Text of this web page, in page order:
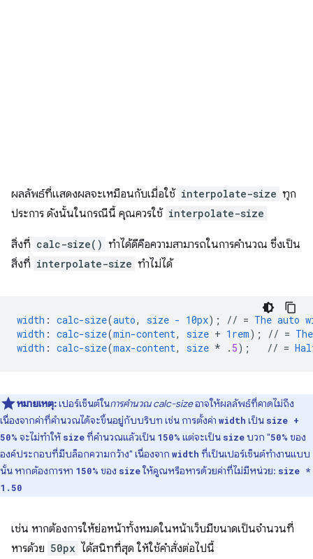
ผลลัพธ์ที่แสดงผลจะเหมือนกับเมื่อใช้ interpolate-size ทุก
ประการ ดังนั้นในกรณีนี้ คุณควรใช้ interpolate-size
สิ่งที่ calc-size() ทำได้ดีคือความสามารถในการคํานวณ ซึ่งเป็น
สิ่งที่ interpolate-size ทําไม่ได้
width : calc-size(auto, size - 10px); // = The auto
width : calc-size(min-content, size + 1rem); // = The
width : calc-size(max-content, size * . 5); // =
หมายเหตุ:เปอร์เซ็นต์ในการคํานวณ calc-sizeอาจให้ผลลัพธ์ที่คาดไม่ถึง
เนื่องจากค่าที่คำนวณได้จะขึ้นอยู่กับบริบท เช่น การตั้งค่า width เป็น size +
50% จะไม่ทําให้ size ที่คำนวณแล้วเป็น 150% แต่จะเป็น size บวก "50% ของ
องค์ประกอบที่มีบล็อกความกว้าง" เนื่องจาก width ที่เป็นเปอร์เซ็นต์ทำงานแบบ
นั้น หากต้องการหา 150% ของ sizeให้คูณหรือหารด้วยค่าที่ไม่มีหน่วย: size *
1.50
เช่น หากต้องการให้ย่อหน้าทั้งหมดในหน้าเว็บมีขนาดเป็นจำนวนที่
หารด้วย 50px ได้สนิทที่สุด ให้ใช้คำสั่งต่อไปนี้